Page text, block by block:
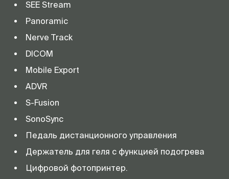
SEE Stream
Panoramic
Nerve Track
DICOM
Mobile Export
ADVR
S-Fusion
SonoSync
Педаль дистанционного управления
Держатель для геля с функцией подогрева
Цифровой фотопринтер.